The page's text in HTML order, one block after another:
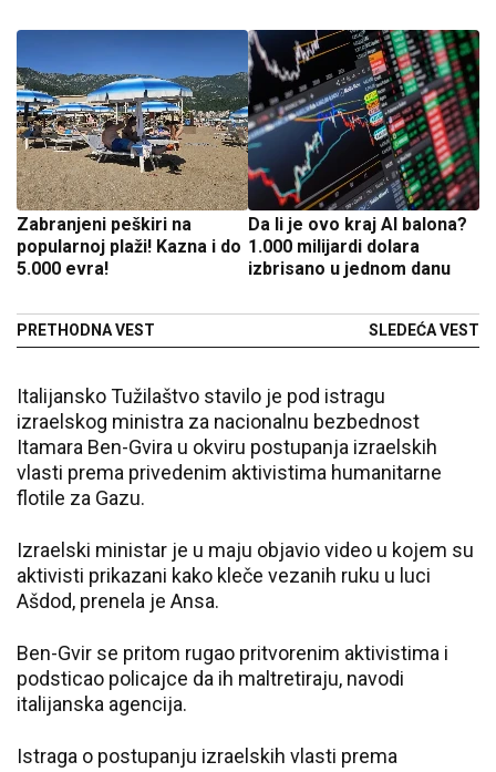
Zabranjeni peškiri na
popularnoj plaži! Kazna i do
5.000 evra!
PRETHODNA VEST
Da li je ovo kraj AI balona?
1.000 milijardi dolara
izbrisano u jednom danu
SLEDEĆA VEST
Italijansko Tužilaštvo stavilo je pod istragu
izraelskog ministra za nacionalnu bezbednost
Itamara Ben-Gvira u okviru postupanja izraelskih
vlasti prema privedenim aktivistima humanitarne
flotile za Gazu.
Izraelski ministar je u maju objavio video u kojem su
aktivisti prikazani kako kleče vezanih ruku u luci
Ašdod, prenela je Ansa.
Ben-Gvir se pritom rugao pritvorenim aktivistima i
podsticao policajce da ih maltretiraju, navodi
italijanska agencija.
Istraga o postupanju izraelskih vlasti prema